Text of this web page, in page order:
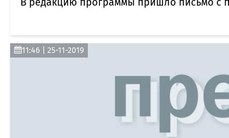
11:46 | 25-11-2019